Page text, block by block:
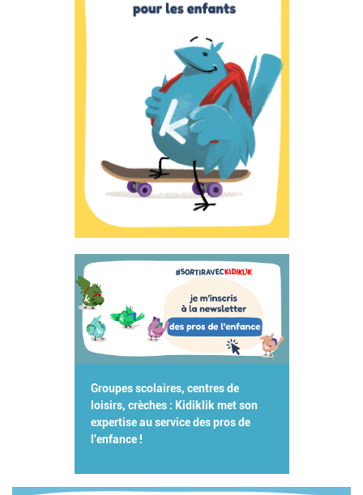
Groupes scolaires, centres de
loisirs, crèches : Kidiklik met son
expertise au service des pros de
l'enfance !